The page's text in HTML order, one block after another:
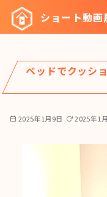
ツ
へ
ショート動
ベッドでクッシ
2025年1月9日 2025年1